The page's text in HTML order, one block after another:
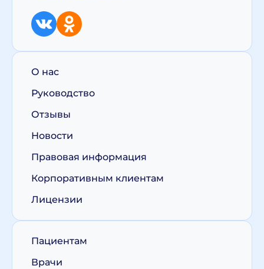
О нас
Руководство
Отзывы
Новости
Правовая информация
Корпоративным клиентам
Лицензии
Пациентам
Врачи